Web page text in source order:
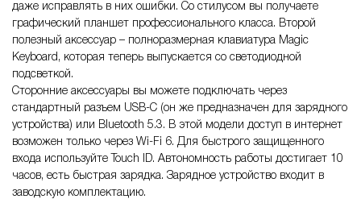
даже исправлять в них ошибки. Со стилусом вы получаете
графический планшет профессионального класса. Второй
полезный аксессуар – полноразмерная клавиатура Magic
Keyboard, которая теперь выпускается со светодиодной
подсветкой.
Сторонние аксессуары вы можете подключать через
стандартный разъем USB-C (он же предназначен для зарядного
устройства) или Bluetooth 5.3. В этой модели доступ в интернет
возможен только через Wi-Fi 6. Для быстрого защищенного
входа используйте Touch ID. Автономность работы достигает 10
часов, есть быстрая зарядка. Зарядное устройство входит в
заводскую комплектацию.